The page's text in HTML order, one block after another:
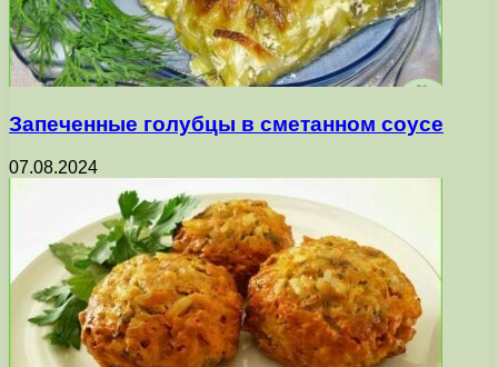
Запеченные голубцы в сметанном соусе
07.08.2024